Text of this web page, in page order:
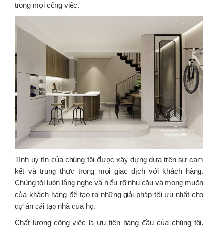
trong mọi công việc.
Tính uy tín của chúng tôi được xây dựng dựa trên sự cam
kết và trung thực trong mọi giao dịch với khách hàng.
Chúng tôi luôn lắng nghe và hiểu rõ nhu cầu và mong muốn
của khách hàng để tạo ra những giải pháp tối ưu nhất cho
dự án cải tạo nhà của họ.
Chất lượng công việc là ưu tiên hàng đầu của chúng tôi.